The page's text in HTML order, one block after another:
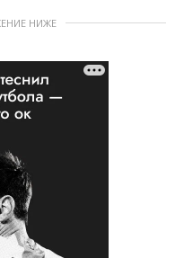
НИЖЕ